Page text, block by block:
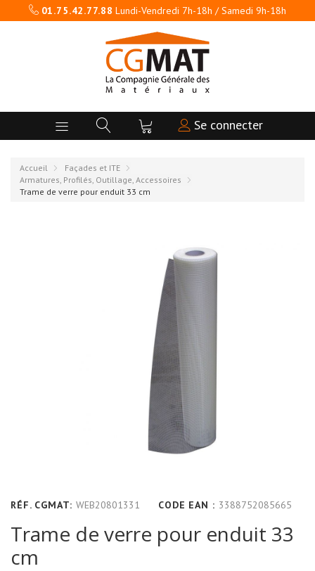
01.75.42.77.88 Lundi-Vendredi 7h-18h / Samedi 9h-18h
Se connecter
Accueil
Façades et ITE
Armatures, Profilés, Outillage, Accessoires
Trame de verre pour enduit 33 cm
RÉF. CGMAT: WEB20801331 CODE EAN : 3388752085665
Trame de verre pour enduit 33
cm